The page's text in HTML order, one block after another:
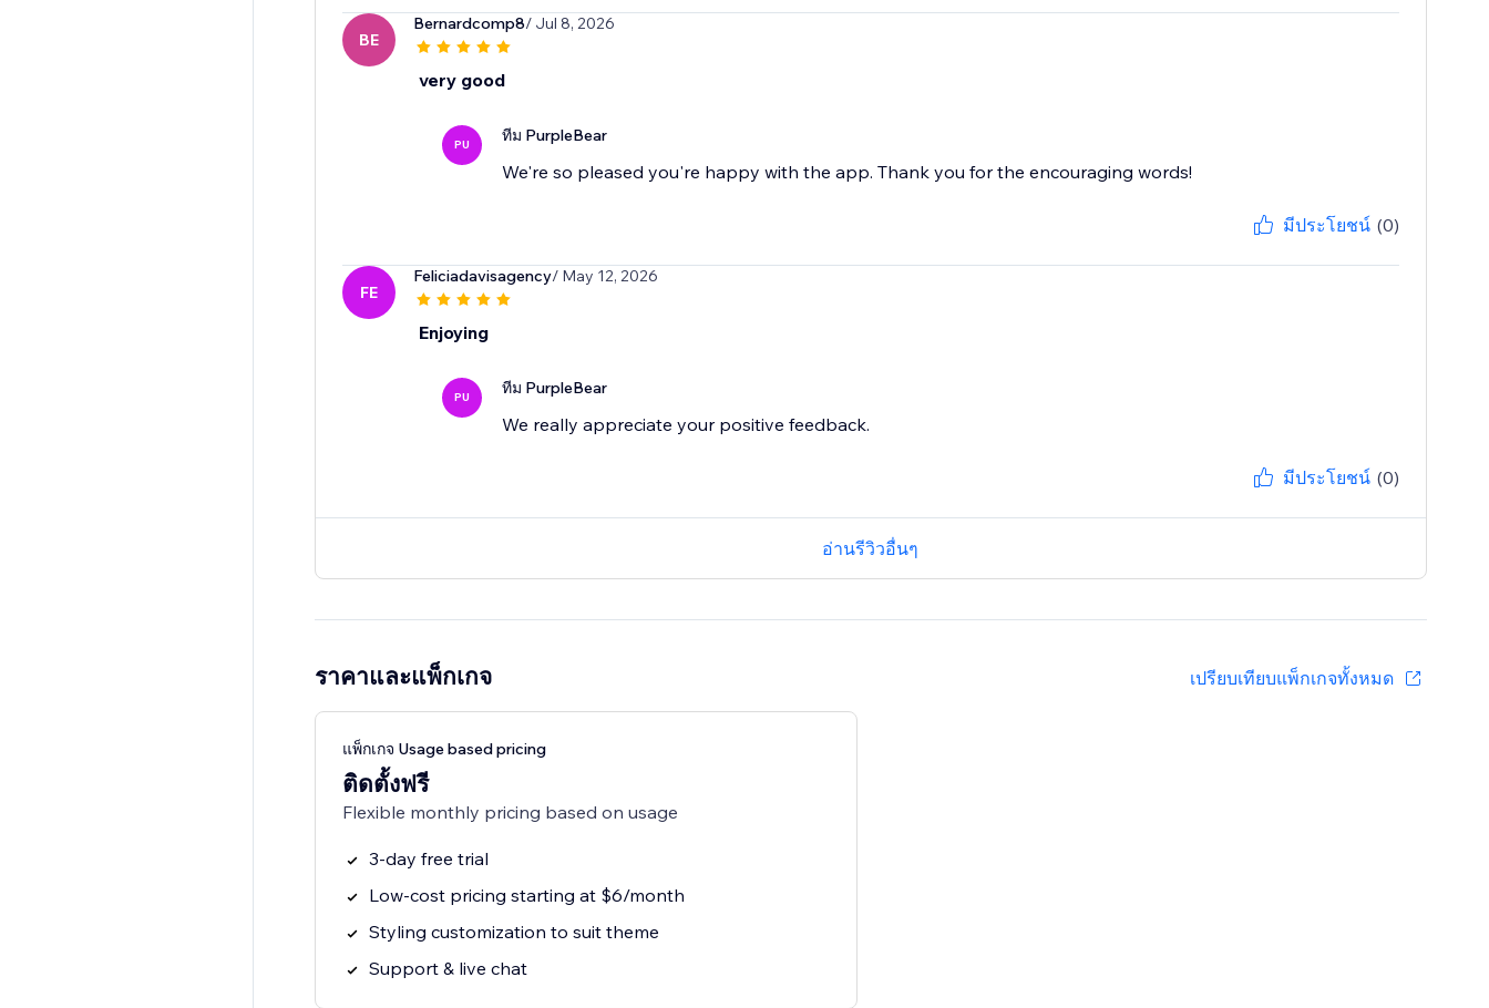
BE
Bernardcomp8/ Jul 8, 2026
very good
PU ทีม PurpleBear
We're so pleased you're happy with the app. Thank you for the encouraging words!
มีประโยชน์ (0)
FE
Feliciadavisagency/ May 12, 2026
Enjoying
PU ทีม PurpleBear
We really appreciate your positive feedback.
มีประโยชน์ (0)
อ่านรีวิวอื่นๆ
ราคาและแพ็กเกจ เปรียบเทียบแพ็กเกจทั้งหมด
แพ็กเกจ Usage based pricing
ติดตั้งฟรี
Flexible monthly pricing based on usage
3-day free trial
Low-cost pricing starting at $6/month
Styling customization to suit theme
Support & live chat